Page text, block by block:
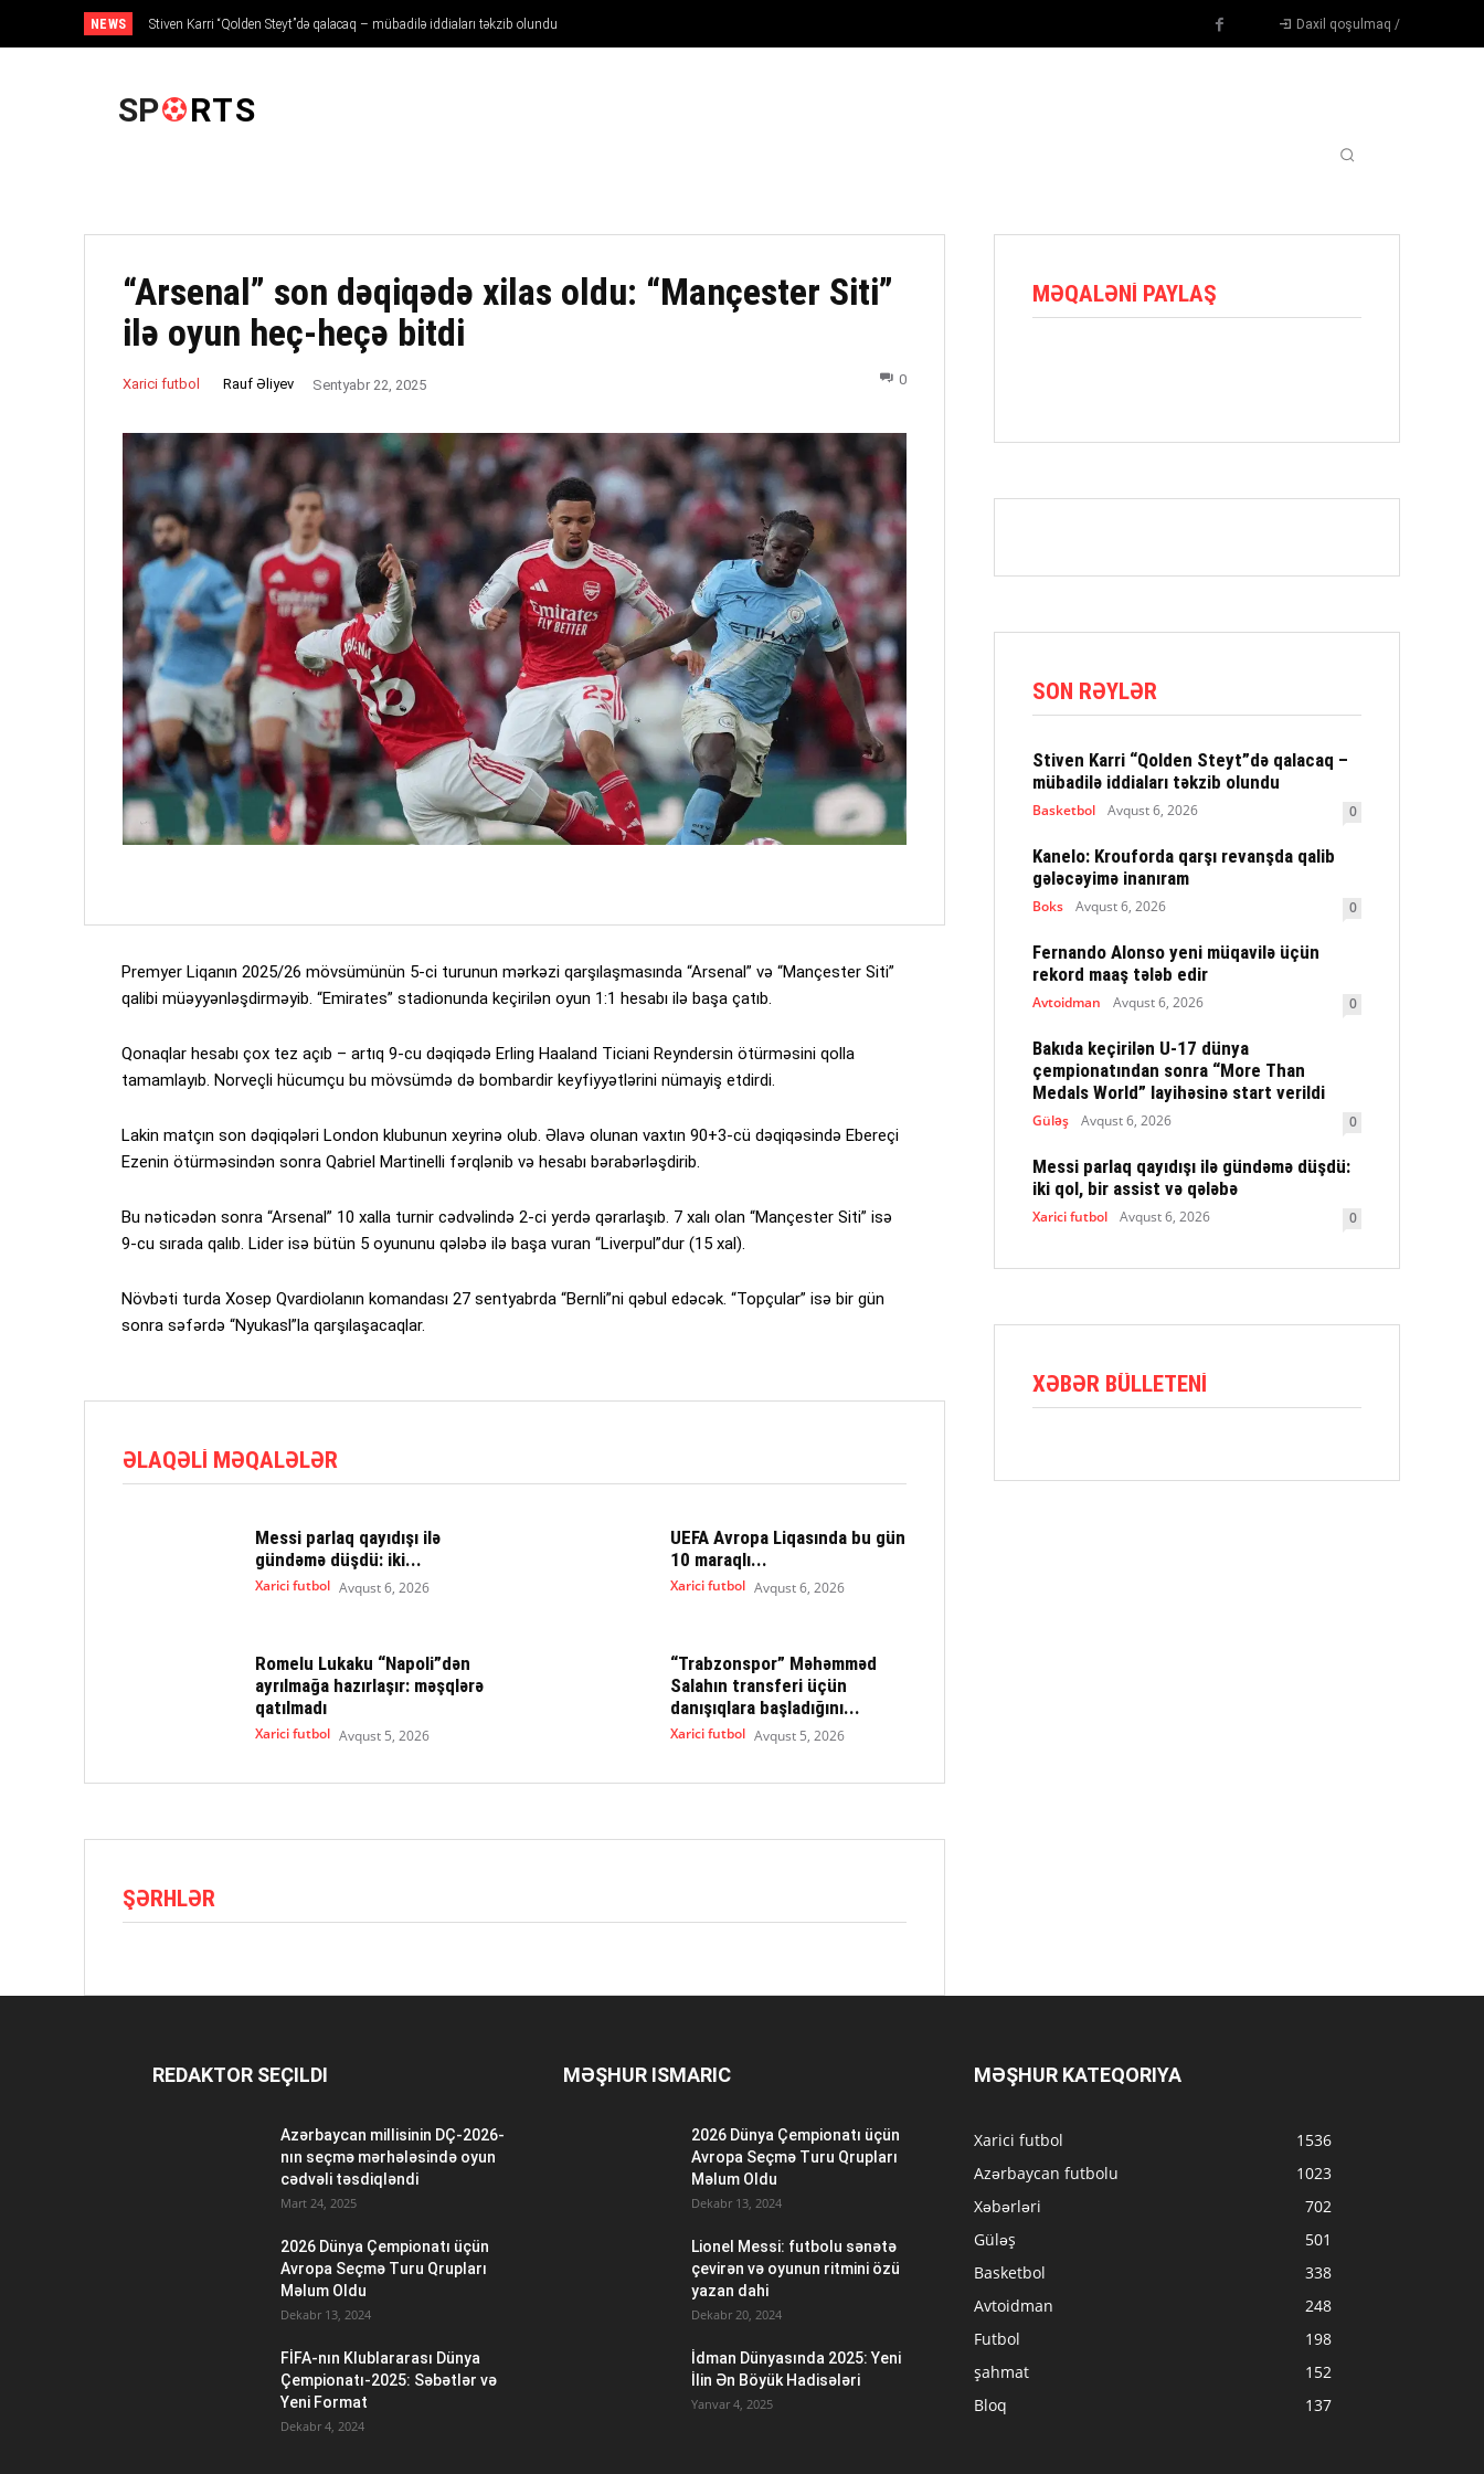
NEWS Stiven Karri “Qolden Steyt”də qalacaq – mübadilə iddiaları təkzib olundu Daxil qoşulmaq /
SP RTS
“Arsenal” son dəqiqədə xilas oldu: “Mançester Siti”
ilə oyun heç-heçə bitdi
Xarici futbol Rauf Əliyev Sentyabr 22, 2025 0
Premyer Liqanın 2025/26 mövsümünün 5-ci turunun mərkəzi qarşılaşmasında “Arsenal” və “Mançester Siti”
qalibi müəyyənləşdirməyib. “Emirates” stadionunda keçirilən oyun 1:1 hesabı ilə başa çatıb.
Qonaqlar hesabı çox tez açıb – artıq 9-cu dəqiqədə Erling Haaland Ticiani Reyndersin ötürməsini qolla
tamamlayıb. Norveçli hücumçu bu mövsümdə də bombardir keyfiyyətlərini nümayiş etdirdi.
Lakin matçın son dəqiqələri London klubunun xeyrinə olub. Əlavə olunan vaxtın 90+3-cü dəqiqəsində Ebereçi
Ezenin ötürməsindən sonra Qabriel Martinelli fərqlənib və hesabı bərabərləşdirib.
Bu nəticədən sonra “Arsenal” 10 xalla turnir cədvəlində 2-ci yerdə qərarlaşıb. 7 xalı olan “Mançester Siti” isə
9-cu sırada qalıb. Lider isə bütün 5 oyununu qələbə ilə başa vuran “Liverpul”dur (15 xal).
Növbəti turda Xosep Qvardiolanın komandası 27 sentyabrda “Bernli”ni qəbul edəcək. “Topçular” isə bir gün
sonra səfərdə “Nyukasl”la qarşılaşacaqlar.
ƏLAQƏLI MƏQALƏLƏR
Messi parlaq qayıdışı ilə
gündəmə düşdü: iki...
Xarici futbol Avqust 6, 2026
UEFA Avropa Liqasında bu gün
10 maraqlı...
Xarici futbol Avqust 6, 2026
Romelu Lukaku “Napoli”dən
ayrılmağa hazırlaşır: məşqlərə
qatılmadı
Xarici futbol Avqust 5, 2026
“Trabzonspor” Məhəmməd
Salahın transferi üçün
danışıqlara başladığını...
Xarici futbol Avqust 5, 2026
ŞƏRHLƏR
MƏQALƏNI PAYLAŞ
SON RƏYLƏR
Stiven Karri “Qolden Steyt”də qalacaq –
mübadilə iddiaları təkzib olundu
Basketbol Avqust 6, 2026 0
Kanelo: Krouforda qarşı revanşda qalib
gələcəyimə inanıram
Boks Avqust 6, 2026 0
Fernando Alonso yeni müqavilə üçün
rekord maaş tələb edir
Avtoidman Avqust 6, 2026 0
Bakıda keçirilən U-17 dünya
çempionatından sonra “More Than
Medals World” layihəsinə start verildi
Güləş Avqust 6, 2026 0
Messi parlaq qayıdışı ilə gündəmə düşdü:
iki qol, bir assist və qələbə
Xarici futbol Avqust 6, 2026 0
XƏBƏR BÜLLETENI
REDAKTOR SEÇILDI
Azərbaycan millisinin DÇ-2026-
nın seçmə mərhələsində oyun
cədvəli təsdiqləndi
Mart 24, 2025
2026 Dünya Çempionatı üçün
Avropa Seçmə Turu Qrupları
Məlum Oldu
Dekabr 13, 2024
FİFA-nın Klublararası Dünya
Çempionatı-2025: Səbətlər və
Yeni Format
Dekabr 4, 2024
MƏŞHUR ISMARIC
2026 Dünya Çempionatı üçün
Avropa Seçmə Turu Qrupları
Məlum Oldu
Dekabr 13, 2024
Lionel Messi: futbolu sənətə
çevirən və oyunun ritmini özü
yazan dahi
Dekabr 20, 2024
İdman Dünyasında 2025: Yeni
İlin Ən Böyük Hadisələri
Yanvar 4, 2025
MƏŞHUR KATEQORIYA
Xarici futbol
1536
Azərbaycan futbolu
1023
Xəbərləri
702
Güləş
501
Basketbol
338
Avtoidman
248
Futbol
198
şahmat
152
Bloq
137